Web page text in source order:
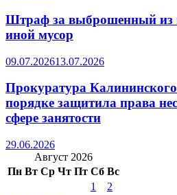
Штраф за выброшенный
иной мусор
09.07.202613.07.2026
Прокуратура
порядке защитила права
сфере занятости
29.06.2026
Август 2026
Пн Вт Ср Чт Пт Сб Вс
1
2